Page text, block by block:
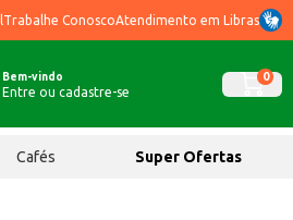
Trabalhe ConoscoAtendimento em Libras
Bem-vindo
Entre ou cadastre-se
0
Cafés Super Ofertas